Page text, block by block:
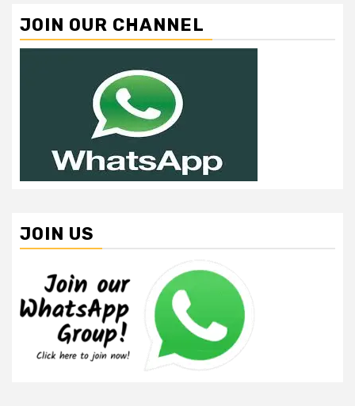
JOIN OUR CHANNEL
JOIN US